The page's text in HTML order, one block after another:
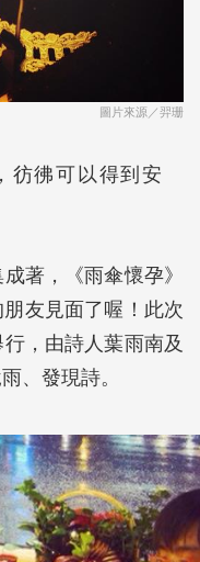
圖片來源／羿珊
彷彿可以得到安
著，《雨傘懷孕》
友見面了喔！此次
，由詩人葉雨南及
、發現詩。